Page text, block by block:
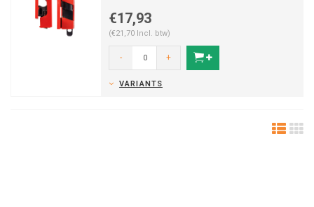
€17,93
(€21,70 Incl. btw)
- +
VARIANTS